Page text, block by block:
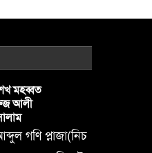
মহব্বত
আলী
গণি প্লাজা(নিচ